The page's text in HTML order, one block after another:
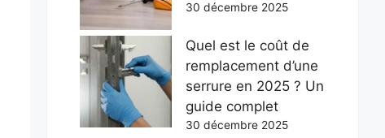
30 décembre 2025
Quel est le coût de
remplacement d’une
serrure en 2025 ? Un
guide complet
30 décembre 2025